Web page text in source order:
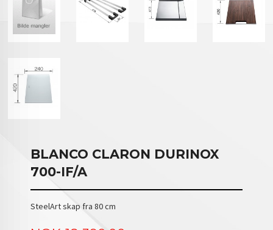
BLANCO CLARON DURINOX
700-IF/A
SteelArt skap fra 80 cm